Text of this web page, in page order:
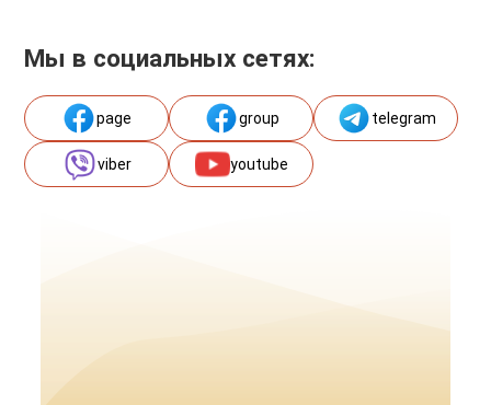
Мы в социальных сетях:
page group telegram
viber youtube